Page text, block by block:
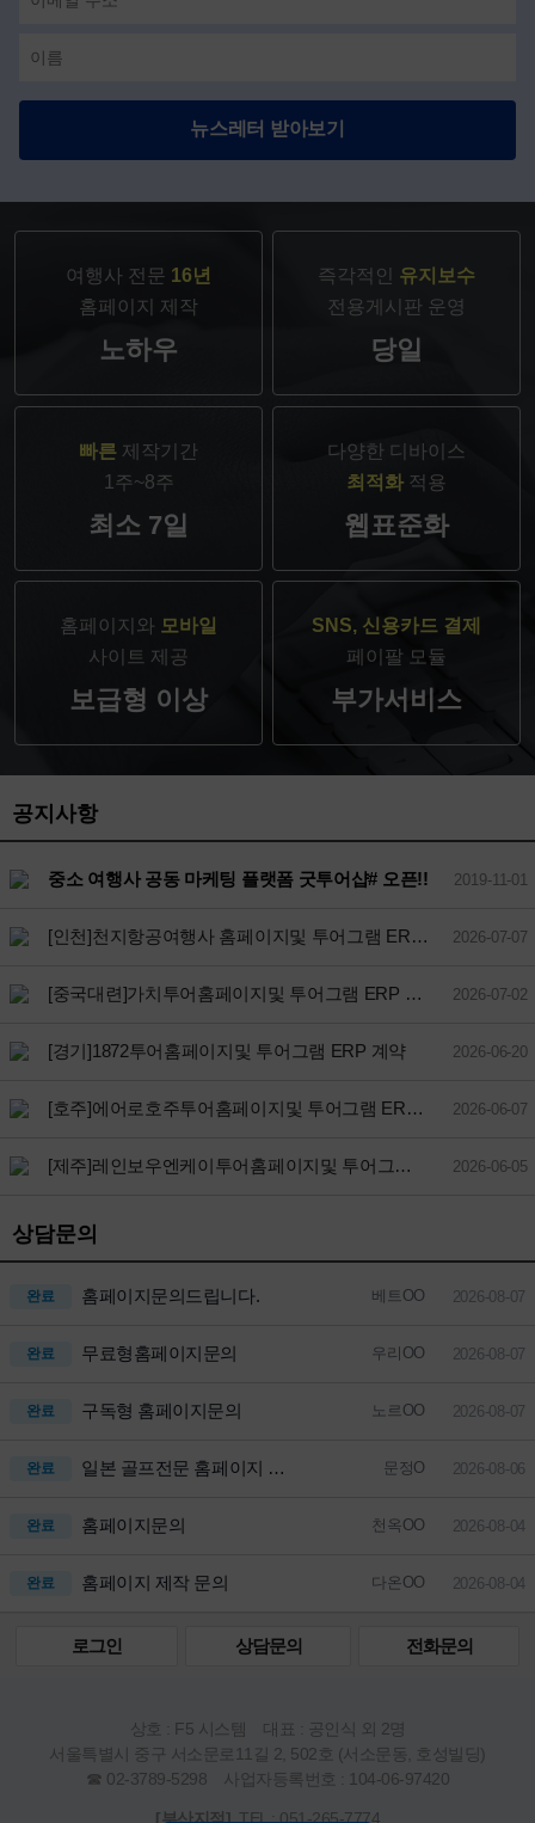
뉴스레터 받아보기
여행사 전문 16년
홈페이지 제작
노하우
즉각적인 유지보수
전용게시판 운영
당일
빠른 제작기간
1주~8주
최소 7일
다양한 디바이스
최적화적용
웹표준화
홈페이지와 모바일
사이트 제공
보급형 이상
SNS, 신용카드 결제
페이팔 모듈
부가서비스
공지사항
중소 여행사 공동 마케팅 플랫폼 굿투어샵# 오픈!! 2019-11-01
[인천]천지항공여행사 홈페이지및 투어그램 ERP 계약 2026-07-07
[중국대련]가치투어홈페이지및 투어그램 ERP 계약 2026-07-02
[경기]1872투어홈페이지및 투어그램 ERP 계약 2026-06-20
[호주]에어로호주투어홈페이지및 투어그램 ERP 계약 2026-06-07
[제주]레인보우엔케이투어홈페이지및 투어그램 ERP 계약 2026-06-05
상담문의
완료 홈페이지문의드립니다. 베트OO 2026-08-07
완료 무료형홈페이지문의 우리OO 2026-08-07
완료 구독형 홈페이지문의 노르OO 2026-08-07
완료 일본 골프전문 홈페이지 제작 문정O 2026-08-06
완료 홈페이지문의 천옥OO 2026-08-04
완료 홈페이지 제작 문의 다온OO 2026-08-04
로그인 상담문의 전화문의
상호 : F5 시스템 대표 : 공인식 외 2명
서울특별시 중구 서소문로11길 2, 502호 (서소문동, 호성빌딩)
☎ 02-3789-5298 사업자등록번호 : 104-06-97420
[부산지점] TEL : 051-265-7774